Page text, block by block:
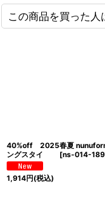
この商品を買った
40%off 2025春夏
ングスタイ
[ns-014-189
1,914円(税込)